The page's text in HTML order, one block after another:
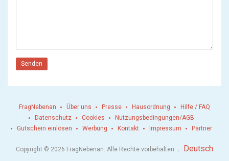
Senden
FragNebenan Über uns Presse Hausordnung
Hilfe / FAQ
Datenschutz
Cookies
Nutzungsbedingungen/AGB
Gutschein einlösen
Werbung Kontakt Impressum Partner
Copyright © 2026 FragNebenan. Alle Rechte vorbehalten . Deutsch